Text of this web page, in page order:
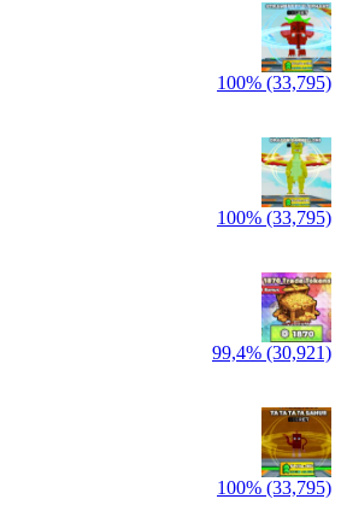
100% (33,795)
100% (33,795)
99,4% (30,921)
100% (33,795)